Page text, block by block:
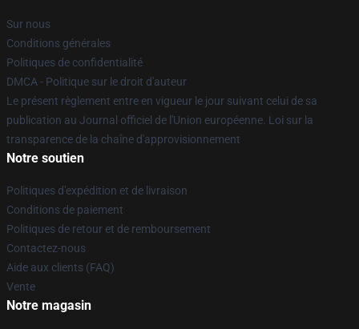
Sur nous
Conditions générales
Politiques de confidentialité
DMCA - Politique sur le droit d'auteur
Le présent règlement entre en vigueur le jour suivant celui de sa
publication au Journal officiel de l'Union européenne. Loi sur la
transparence de la chaîne d'approvisionnement
Notre soutien
Politiques d'expédition et de livraison
Conditions de paiement
Politiques de retour et de remboursement
Contactez-nous
Aide aux clients (FAQ)
Vente
Notre magasin